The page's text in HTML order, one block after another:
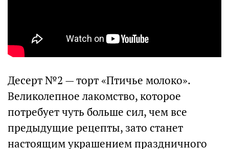
Десерт №2 — торт «Птичье молоко».
Великолепное лакомство, которое
потребует чуть больше сил, чем все
предыдущие рецепты, зато станет
настоящим украшением праздничного